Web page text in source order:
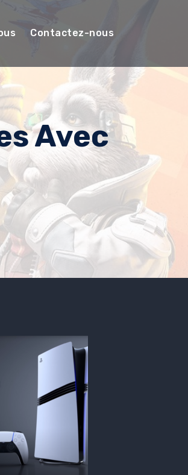
Contactez-nous
Avec